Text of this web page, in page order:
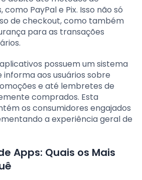
PayPal e Pix. Isso não só
de checkout, como também
para as transações
possuem um sistema
aos usuários sobre
e até lembretes de
comprados. Esta
os consumidores engajados
a experiência geral de
Apps: Quais os Mais